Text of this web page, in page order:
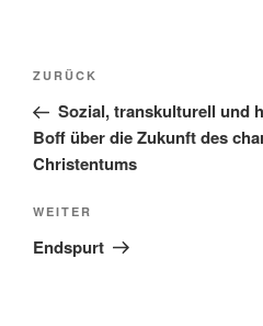
Beitragsnavigation
Vorheriger
Beitrag
ZURÜCK
Sozial, transkulturell und
Boff über die Zukunft des
Christentums
Nächster
Beitrag
WEITER
Endspurt